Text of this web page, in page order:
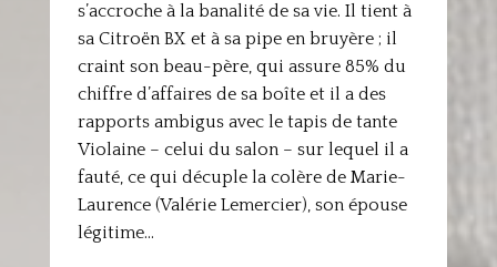
s’accroche à la banalité de sa vie. Il tient à
sa Citroën BX et à sa pipe en bruyère ; il
craint son beau-père, qui assure 85% du
chiffre d’affaires de sa boîte et il a des
rapports ambigus avec le tapis de tante
Violaine – celui du salon – sur lequel il a
fauté, ce qui décuple la colère de Marie-
Laurence (Valérie Lemercier), son épouse
légitime…